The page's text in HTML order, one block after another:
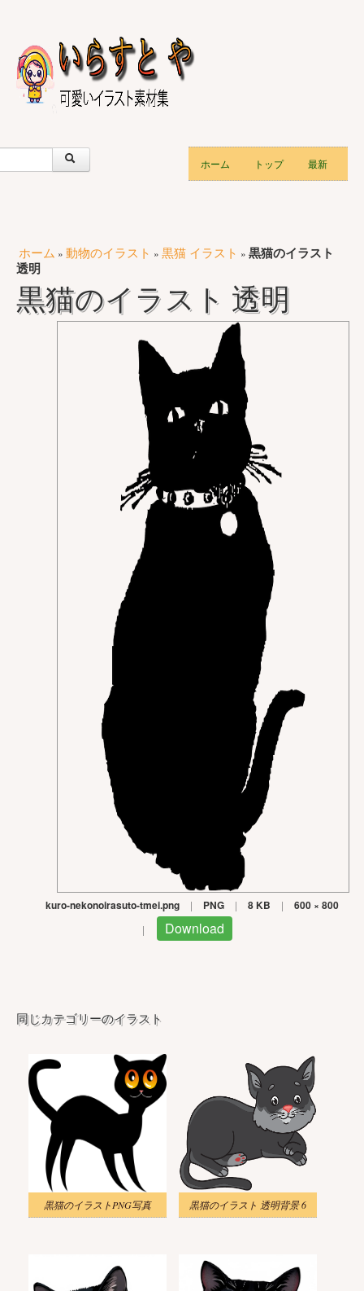
ホーム トップ 最新
ホーム » 動物のイラスト » 黒猫 イラスト » 黒猫のイラスト
透明
黒猫のイラスト 透明
kuro-nekonoirasuto-tmei.png | PNG | 8 KB | 600 × 800
| Download
同じカテゴリーのイラスト
黒猫のイラストPNG写真 黒猫のイラスト 透明背景 6